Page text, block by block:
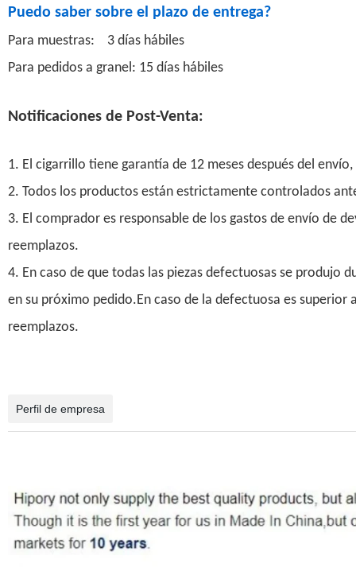
Puedo saber sobre el plazo de entrega?
Para muestras: 3 días hábiles
Para pedidos a granel: 15 días hábiles
Notificaciones de Post-Venta:
1. El cigarrillo tiene garantía de 12 meses después del
2. Todos los productos están estrictamente controlados
3. El comprador es responsable de los gastos de envío de
reemplazos.
4. En caso de que todas las piezas defectuosas se
en su próximo pedido.En caso de la defectuosa es
reemplazos.
Perfil de empresa